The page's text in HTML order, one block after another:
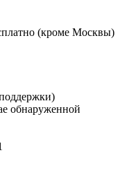
(кроме Москвы)
обнаруженной